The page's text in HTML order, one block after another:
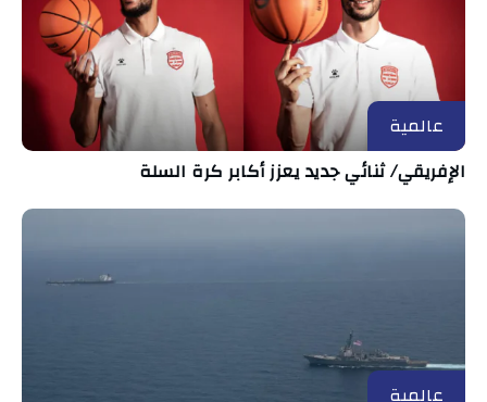
عالمية
الإفريقي/ ثنائي جديد يعزز أكابر كرة السلة
عالمية